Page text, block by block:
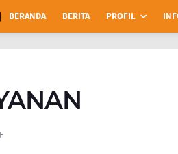
BERANDA BERITA PROFIL